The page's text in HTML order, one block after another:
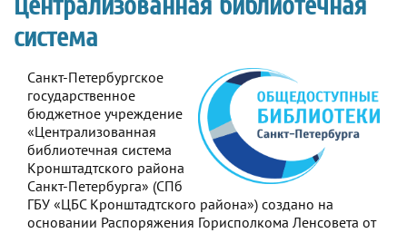
система
Санкт-Петербургское
государственное
бюджетное учреждение
«Централизованная
библиотечная система
Кронштадтского района
Санкт-Петербурга» (СПб
ГБУ «ЦБС Кронштадтского района») создано на
основании Распоряжения Горисполкома Ленсовета от